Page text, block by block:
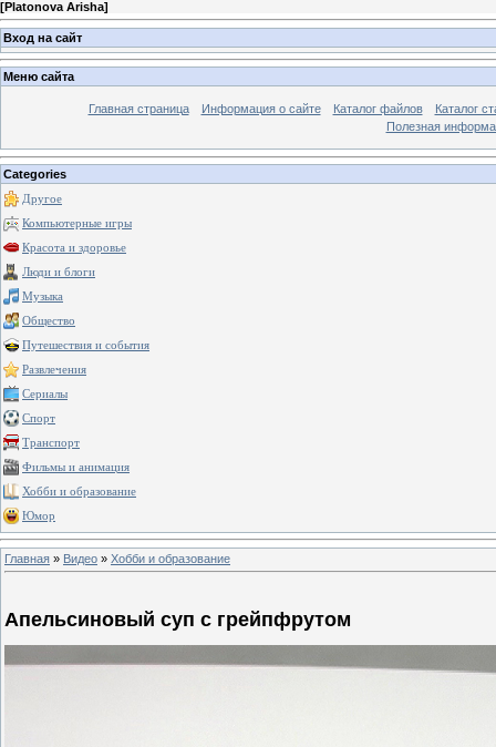
[Platonova Arisha]
Вход на сайт
Меню сайта
Главная страница Информация о сайте Каталог файлов
Каталог
Полезная
Categories
Другое
Компьютерные игры
Красота и здоровье
Люди и блоги
Музыка
Общество
Путешествия и события
Развлечения
Сериалы
Спорт
Транспорт
Фильмы и анимация
Хобби и образование
Юмор
Главная » Видео » Хобби и образование
Апельсиновый суп с грейпфрутом